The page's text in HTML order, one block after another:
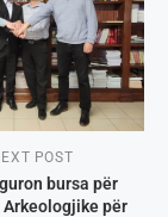
POST
bursa për
për